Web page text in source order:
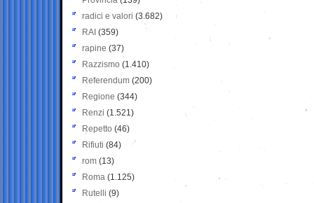
radici e valori (3.682)
RAI (359)
rapine (37)
Razzismo (1.410)
Referendum (200)
Regione (344)
Renzi (1.521)
Repetto (46)
Rifiuti (84)
rom (13)
Roma (1.125)
Rutelli (9)